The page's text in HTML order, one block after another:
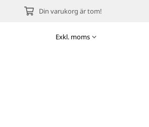
Din varukorg är tom!